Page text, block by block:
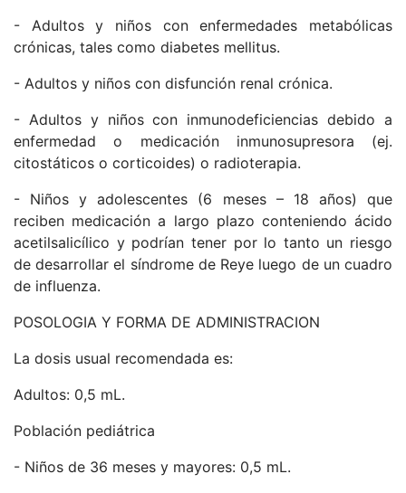
- Adultos y niños con enfermedades metabólicas
crónicas, tales como diabetes mellitus.
- Adultos y niños con disfunción renal crónica.
- Adultos y niños con inmunodeficiencias debido a
enfermedad o medicación inmunosupresora (ej.
citostáticos o corticoides) o radioterapia.
- Niños y adolescentes (6 meses – 18 años) que
reciben medicación a largo plazo conteniendo ácido
acetilsalicílico y podrían tener por lo tanto un riesgo
de desarrollar el síndrome de Reye luego de un cuadro
de influenza.
POSOLOGIA Y FORMA DE ADMINISTRACION
La dosis usual recomendada es:
Adultos: 0,5 mL.
Población pediátrica
- Niños de 36 meses y mayores: 0,5 mL.